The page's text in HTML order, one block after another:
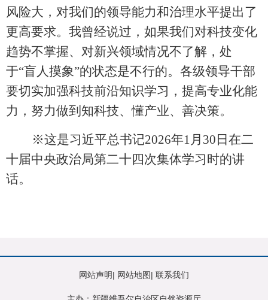
风险大，对我们的领导能力和治理水平提出了
更高要求。我曾经说过，如果我们对科技变化
趋势不掌握、对新兴领域情况不了解，处
于“盲人摸象”的状态是不行的。各级领导干部
要切实加强科技前沿知识学习，提高专业化能
力，努力做到知科技、懂产业、善决策。
※这是习近平总书记2026年1月30日在二
十届中央政治局第二十四次集体学习时的讲
话。
网站声明| 网站地图| 联系我们